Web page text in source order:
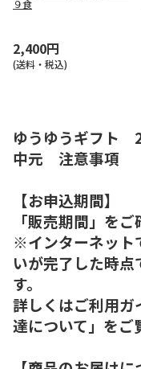
９食
2,400円
(送料・税込)
ゆうゆうギフト
中元 注意事項
【お申込期間】
「販売期間」をご
※インターネット
いが完了した時点
す。
詳しくはご利用ガ
達について」をご